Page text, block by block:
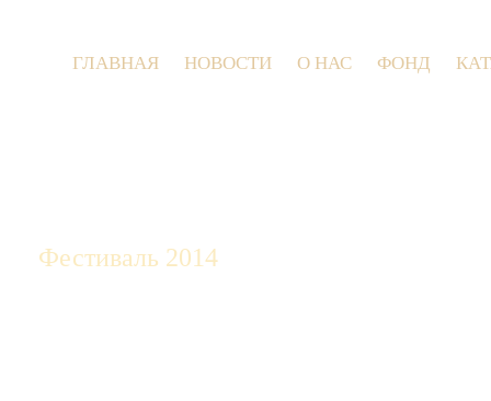
ГЛАВНАЯ НОВОСТИ О НАС ФОНД
Фестиваль 2014